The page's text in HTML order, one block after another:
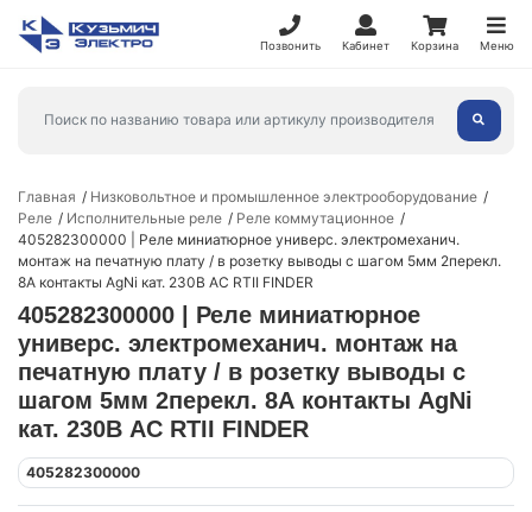
Позвонить Кабинет Корзина Меню
Главная
Низковольтное и промышленное электрооборудование
Реле
Исполнительные реле
Реле коммутационное
405282300000 | Реле миниатюрное универс. электромеханич.
монтаж на печатную плату / в розетку выводы с шагом 5мм 2перекл.
8А контакты AgNi кат. 230В AC RTII FINDER
405282300000 | Реле миниатюрное
универс. электромеханич. монтаж на
печатную плату / в розетку выводы с
шагом 5мм 2перекл. 8А контакты AgNi
кат. 230В AC RTII FINDER
405282300000